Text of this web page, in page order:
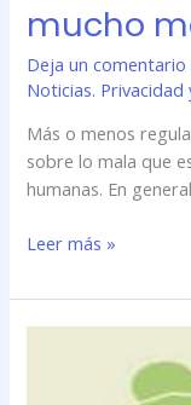
mucho
Deja un comentario
Noticias.
Más o menos
sobre lo mala que
humanas. En
Leer más »